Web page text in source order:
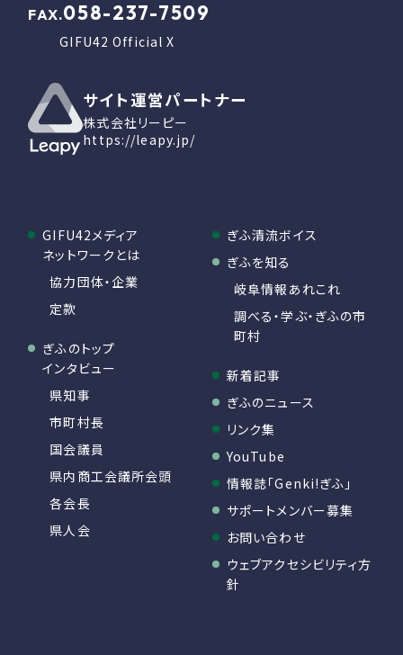
FAX.058-237-7509
GIFU42 Official X
サイト運営パートナー
株式会社リーピー
https://leapy.jp/
GIFU42メディア
ネットワークとは
協力団体・企業
定款
ぎふのトップ
インタビュー
県知事
市町村長
国会議員
県内商工会議所会頭
各会長
県人会
ぎふ清流ボイス
ぎふを知る
岐阜情報あれこれ
調べる・学ぶ・ぎふの市
町村
新着記事
ぎふのニュース
リンク集
YouTube
情報誌「Genki!ぎふ」
サポートメンバー募集
お問い合わせ
ウェブアクセシビリティ方
針